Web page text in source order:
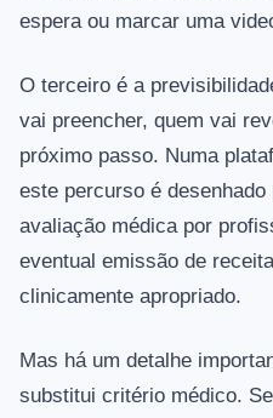
espera ou marcar uma
O terceiro é a
vai preencher, quem vai
próximo passo. Numa
este percurso é
avaliação médica por
eventual emissão de
clinicamente apropriado.
Mas há um detalhe
substitui critério médico.